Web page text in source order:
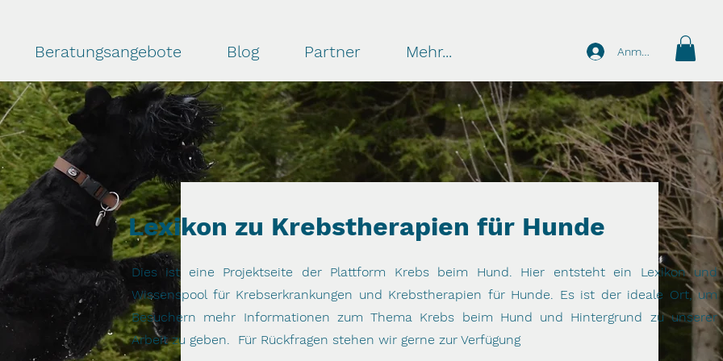
Beratungsangebote Blog Partner Mehr... Anmelden
Lexikon zu Krebstherapien für Hunde
Dies ist eine Projektseite der Plattform Krebs beim Hund. Hier entsteht ein Lexikon und
Wissenspool für Krebserkrankungen und Krebstherapien für Hunde. Es ist der ideale Ort, um
Besuchern mehr Informationen zum Thema Krebs beim Hund und Hintergrund zu unserer
Arbeit zu geben. Für Rückfragen stehen wir gerne zur Verfügung